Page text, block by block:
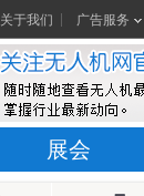
关于我们 广告服务
展会